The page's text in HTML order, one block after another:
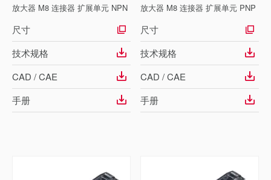
放大器 M8 连接器 扩展单元 NPN
尺寸
技术规格
CAD / CAE
手册
放大器 M8 连接器 扩展单元 PNP
尺寸
技术规格
CAD / CAE
手册